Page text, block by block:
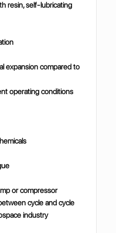
resin, self-lubricating
expansion compared to
operating conditions
or compressor
cycle and cycle
industry